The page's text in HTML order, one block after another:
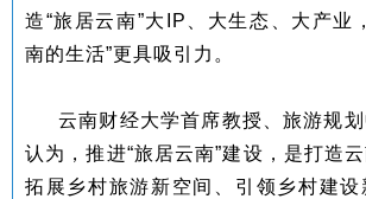
造“旅居云南”大IP、大生态、大产业
南的生活”更具吸引力。
云南财经大学首席教授、旅游规
认为，推进“旅居云南”建设，是打造
拓展乡村旅游新空间、引领乡村建设